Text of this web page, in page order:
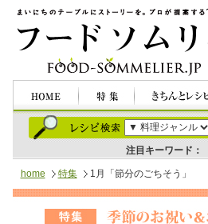
注目キーワード：
home 特集 1月「節分のごちそう」